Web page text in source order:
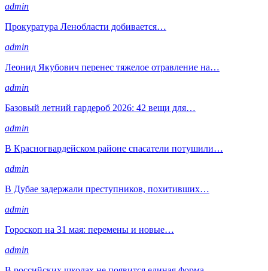
admin
Прокуратура Ленобласти добивается…
admin
Леонид Якубович перенес тяжелое отравление на…
admin
Базовый летний гардероб 2026: 42 вещи для…
admin
В Красногвардейском районе спасатели потушили…
admin
В Дубае задержали преступников, похитивших…
admin
Гороскоп на 31 мая: перемены и новые…
admin